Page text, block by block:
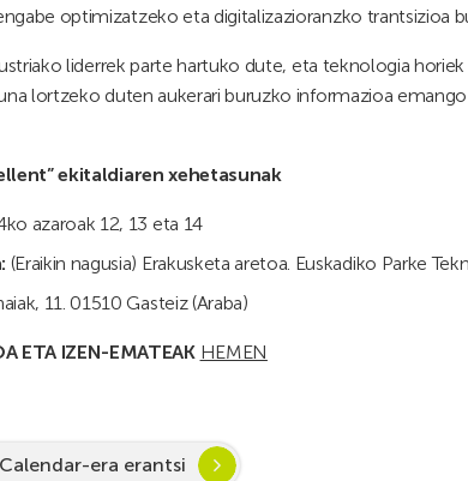
optimizatzeko eta digitalizazioranzko trantsizioa
liderrek parte hartuko dute, eta teknologia
lortzeko duten aukerari buruzko informazioa
ekitaldiaren xehetasunak
azaroak 12, 13 eta 14
(Eraikin nagusia) Erakusketa aretoa. Euskadiko Parke
11. 01510 Gasteiz (Araba)
ETA IZEN-EMATEAK HEMEN
era erantsi